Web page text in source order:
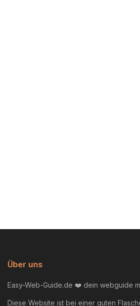
Über uns
Easy-Web-Guide.de ❤️ dein webguide
Diese Website ist bei einer guten